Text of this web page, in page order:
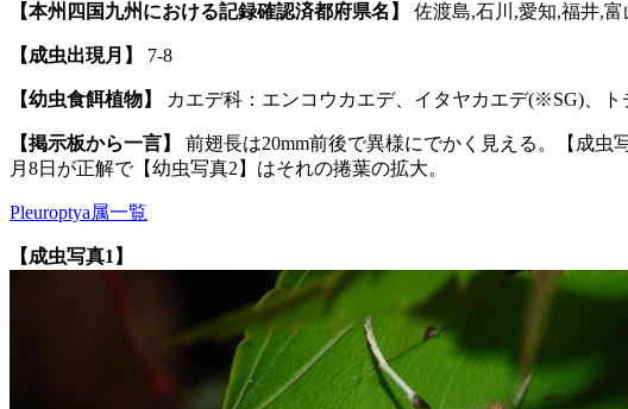
【本州四国九州における記録確認済都府県名】 佐渡島,石川,愛知,福井,
【成虫出現月】 7-8
【幼虫食餌植物】 カエデ科：エンコウカエデ、イタヤカエデ(※SG)、
【掲示板から一言】
前翅長は20mm前後で異様にでかく見える。【成虫
月8日が正解で【幼虫写真2】はそれの捲葉の拡大。
Pleuroptya属一覧
【成虫写真1】